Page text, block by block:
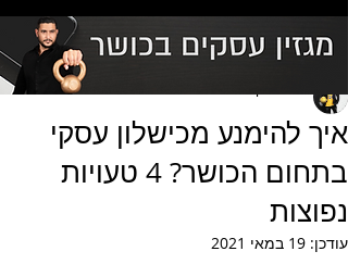
איך להימנע מכישלון עסקי
בתחום הכושר? 4 טעויות
נפוצות
עודכן: 19 במאי 2021